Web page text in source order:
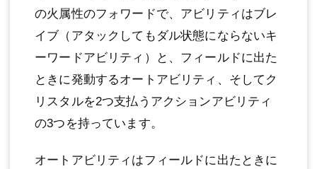
の火属性のフォワードで、アビリティはブレ
イブ（アタックしてもダル状態にならないキ
ーワードアビリティ）と、フィールドに出た
ときに発動するオートアビリティ、そしてク
リスタルを2つ支払うアクションアビリティ
の3つを持っています。
オートアビリティはフィールドに出たときに